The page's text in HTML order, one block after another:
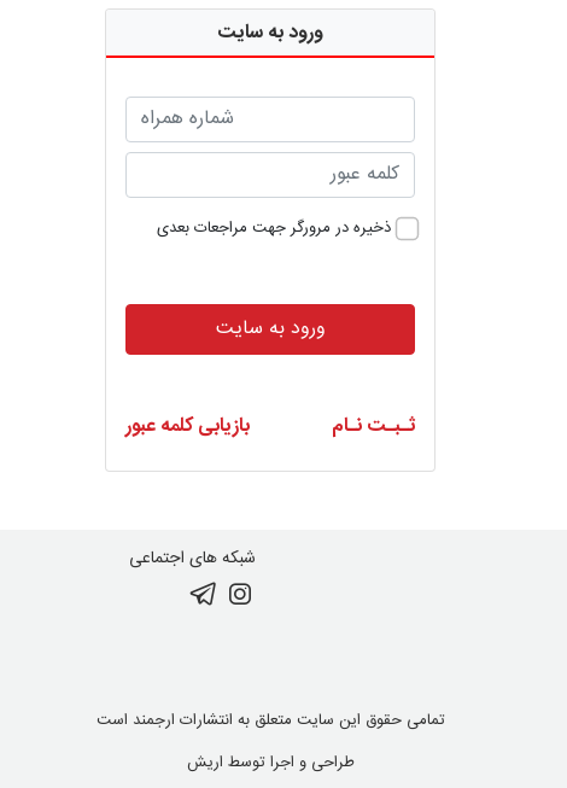
ورود به سایت
ذخیره در مرورگر جهت مراجعات بعدی
ورود به سایت
ثـبـت نـام بازیابی کلمه عبور
شبکه های اجتماعی
تمامی حقوق این سایت متعلق به انتشارات ارجمند است
طراحی و اجرا توسط اریش